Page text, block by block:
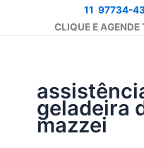
11 97734-
CLIQUE E
geladeira
mazzei